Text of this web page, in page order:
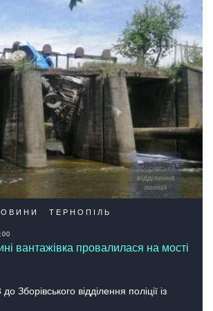
ТЕРНОПІЛЬ
вантажівка провалилася на мості
Зборівського відділення поліції із